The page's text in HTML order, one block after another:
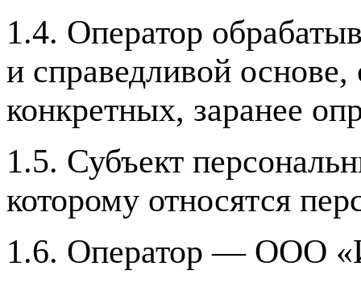
1.4. Оператор
и справедливой
конкретных, заранее
1.5. Субъект
которому относятся
1.6. Оператор — ООО